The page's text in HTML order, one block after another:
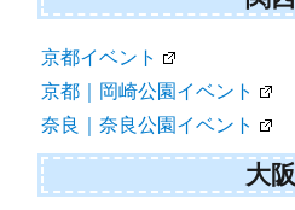
京都イベント
京都｜岡崎公園イベント
奈良｜奈良公園イベント
大阪